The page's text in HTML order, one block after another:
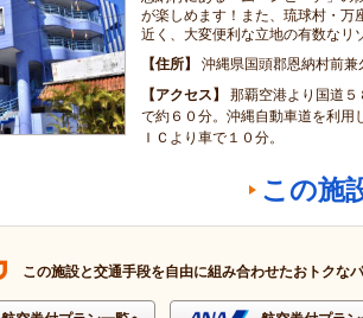
が楽しめます！また、琉球村・万
近く、大変便利な立地の有数なリ
住所
沖縄県国頭郡恩納村前
アクセス
那覇空港より国道
で約６０分。沖縄自動車道を利用
ＩＣより車で１０分。
この施
この施設と交通手段を自由に組み合わせたおトクな